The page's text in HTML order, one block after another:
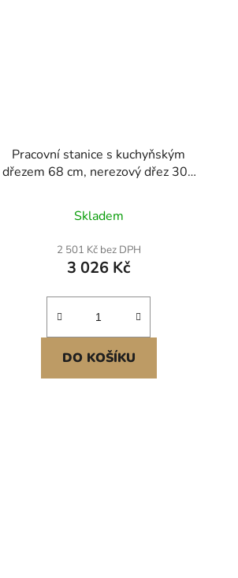
Pracovní stanice s kuchyňským
dřezem 68 cm, nerezový dřez 304
jednodřezové umyvadlo ve
venkovském stylu s
příslušenstvím, dřezy do myčky
nádobí pro karavany, přípravné
kuchyně a bary (černá)
Skladem
2 501 Kč bez DPH
3 026 Kč
DO KOŠÍKU